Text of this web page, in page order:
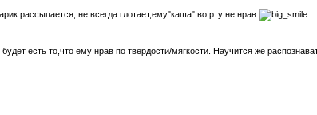
рассыпается, не всегда глотает,ему"каша" во рту не нрав
есть то,что ему нрав по твёрдости/мягкости. Научится же